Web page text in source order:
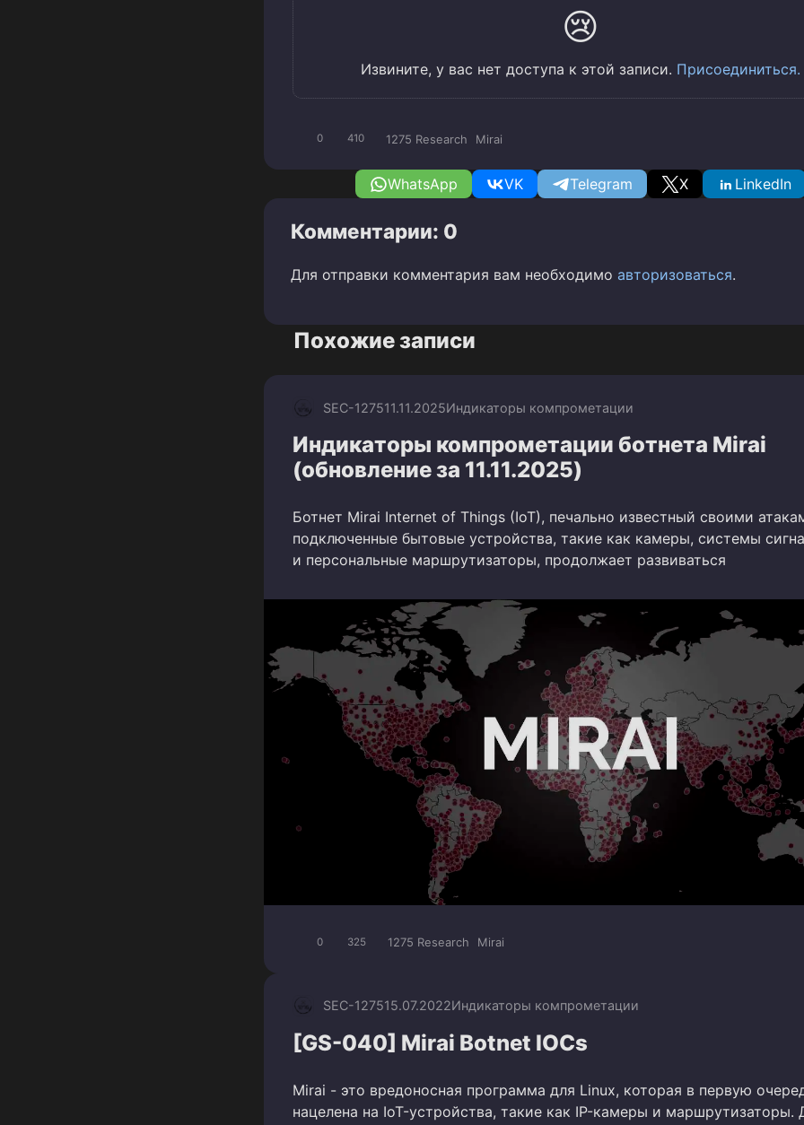
😢
Извините, у вас нет доступа к этой записи. Присоединиться.
0 410 1275 Research Mirai
WhatsApp VK Telegram X LinkedIn
Комментарии: 0
Для отправки комментария вам необходимо авторизоваться.
Похожие записи
SEC-127511.11.2025Индикаторы компрометации
Индикаторы компрометации ботнета Mirai
(обновление за 11.11.2025)
Ботнет Mirai Internet of Things (IoT), печально известный своими
подключенные бытовые устройства, такие как камеры, системы
и персональные маршрутизаторы, продолжает развиваться
0 325 1275 Research Mirai
SEC-127515.07.2022Индикаторы компрометации
[GS-040] Mirai Botnet IOCs
Mirai - это вредоносная программа для Linux, которая в первую
нацелена на IoT-устройства, такие как IP-камеры и маршрутизаторы.